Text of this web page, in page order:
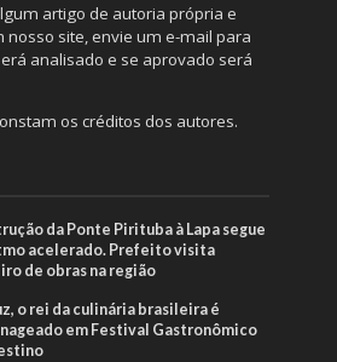
artigo de autoria própria e
nosso site, envie um e-mail para
analisado e se aprovado será
os créditos dos autores.
da Ponte Pirituba à Lapa segue
acelerado. Prefeito visita
de obras na região
o rei da culinária brasileira é
em Festival Gastronômico